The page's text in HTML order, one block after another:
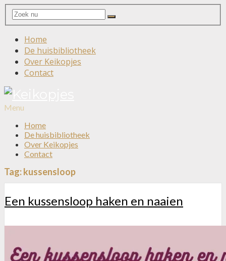
Search
for:
Search
Home
De huisbibliotheek
Over Keikopjes
Contact
Menu
Home
De huisbibliotheek
Over Keikopjes
Contact
Tag:kussensloop
Een kussensloop haken en naaien